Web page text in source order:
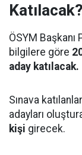
Katılacak?
ÖSYM Başkanı
bilgilere göre
aday katılacak.
Sınava
adayları
kişi girecek.